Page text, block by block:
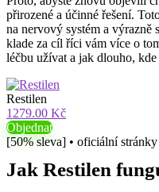
přirozené a účinné řešení.
na nervový systém a výrazně
klade za cíl říci vám více o
léčbu užívat a jak dlouho,
Restilen
1279.00 Kč
Objednat
[50% sleva] • oficiální stránky
Jak Restilen